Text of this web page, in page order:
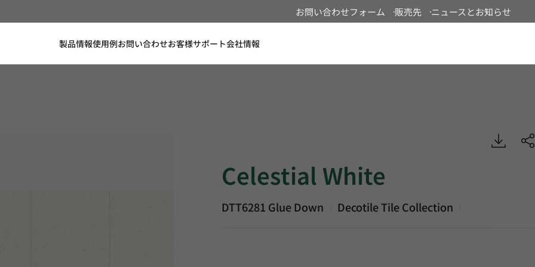
お問い合わせフォーム 販売先 ニュースとお知らせ
製品情報使用例お問い合わせお客様サポート会社情報
Celestial White
DTT6281 Glue Down Decotile Tile Collection